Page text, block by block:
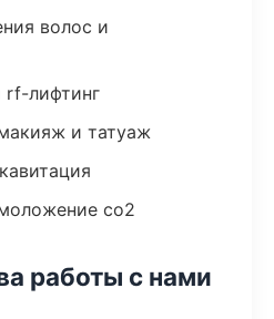
волос и
rf-лифтинг
и татуаж
co2
работы с нами